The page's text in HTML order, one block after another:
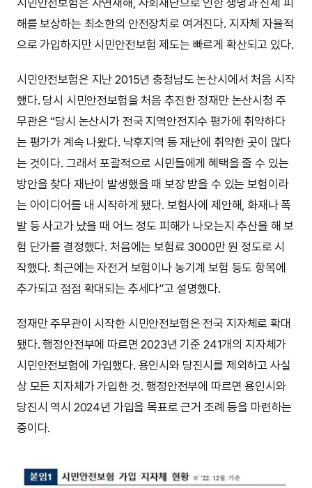
해를 보상하는 최소한의 안전장치로 여겨진다. 지자체 자율적
으로 가입하지만 시민안전보험 제도는 빠르게 확산되고 있다.
시민안전보험은 지난 2015년 충청남도 논산시에서 처음 시작
했다. 당시 시민안전보험을 처음 추진한 정재만 논산시청 주
무관은 “당시 논산시가 전국 지역안전지수 평가에 취약하다
는 평가가 계속 나왔다. 낙후지역 등 재난에 취약한 곳이 많다
는 것이다. 그래서 포괄적으로 시민들에게 혜택을 줄 수 있는
방안을 찾다 재난이 발생했을 때 보장 받을 수 있는 보험이라
는 아이디어를 내 시작하게 됐다. 보험사에 제안해, 화재나 폭
발 등 사고가 났을 때 어느 정도 피해가 나오는지 추산을 해 보
험 단가를 결정했다. 처음에는 보험료 3000만 원 정도로 시
작했다. 최근에는 자전거 보험이나 농기계 보험 등도 항목에
추가되고 점점 확대되는 추세다”고 설명했다.
정재만 주무관이 시작한 시민안전보험은 전국 지자체로 확대
됐다. 행정안전부에 따르면 2023년 기준 241개의 지자체가
시민안전보험에 가입했다. 용인시와 당진시를 제외하고 사실
상 모든 지자체가 가입한 것. 행정안전부에 따르면 용인시와
당진시 역시 2024년 가입을 목표로 근거 조례 등을 마련하는
중이다.